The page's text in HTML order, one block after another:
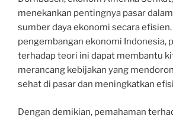
menekankan pentingnya pasar
sumber daya ekonomi secara
pengembangan ekonomi Indonesia,
terhadap teori ini dapat membantu
merancang kebijakan yang
sehat di pasar dan meningkatkan
Dengan demikian, pemahaman